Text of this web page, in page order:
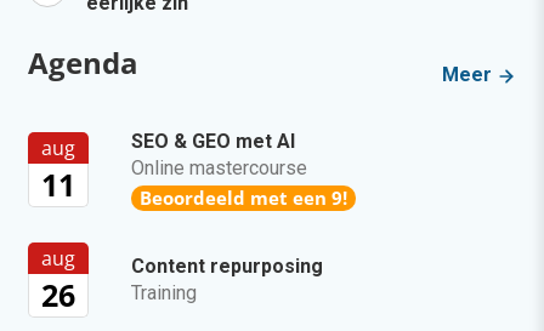
Agenda Meer
aug
11
SEO & GEO met AI
Online mastercourse
Beoordeeld met een 9!
aug
26
Content repurposing
Training